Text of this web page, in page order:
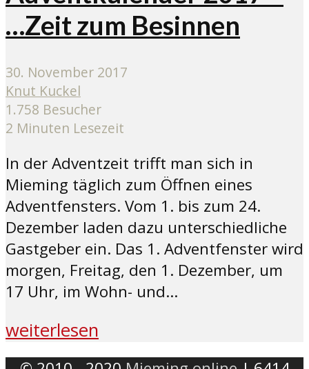
…Zeit zum Besinnen
30. November 2017
Knut Kuckel
1.758 Besucher
2 Minuten Lesezeit
In der Adventzeit trifft man sich in
Mieming täglich zum Öffnen eines
Adventfensters. Vom 1. bis zum 24.
Dezember laden dazu unterschiedliche
Gastgeber ein. Das 1. Adventfenster wird
morgen, Freitag, den 1. Dezember, um
17 Uhr, im Wohn- und...
weiterlesen